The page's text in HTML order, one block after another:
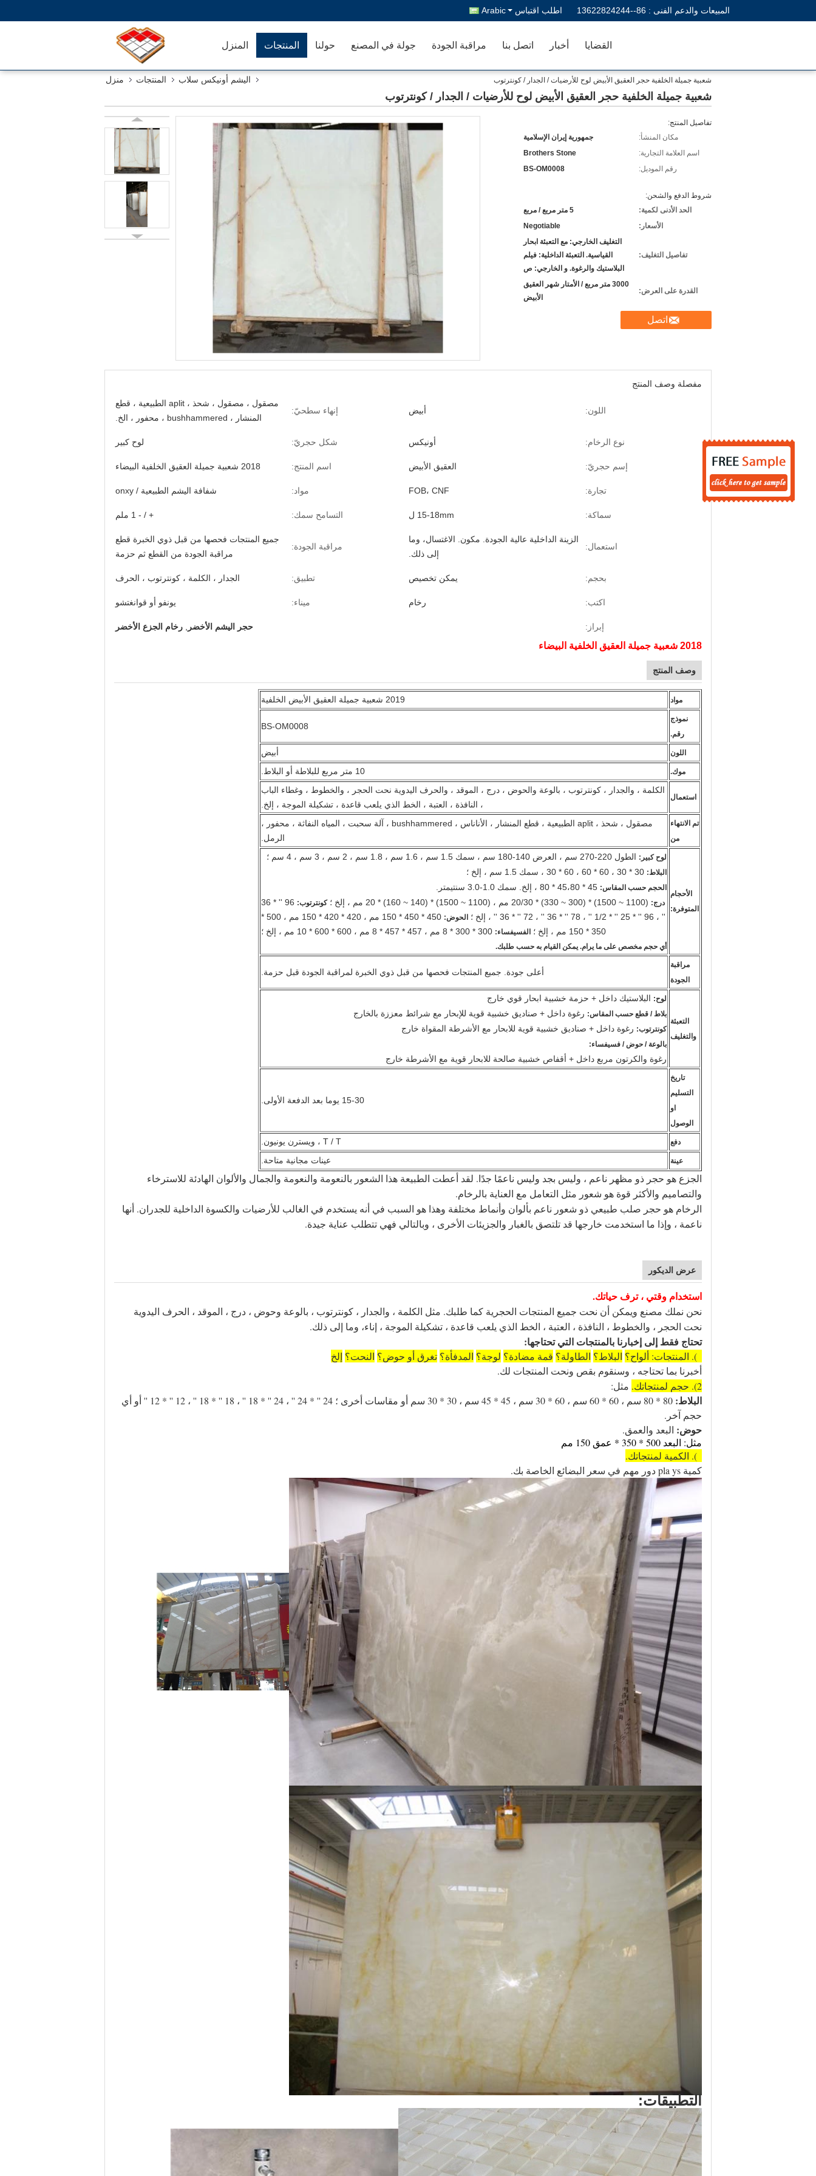
المبيعات والدعم الفنى : 86--13622824244 اطلب اقتباس Arabic
المنزل المنتجات حولنا جولة في المصنع مراقبة الجودة اتصل بنا أخبار القضايا
منزل المنتجات اليشم أونيكس سلاب شعبية جميلة الخلفية حجر العقيق الأبيض لوح للأرضيات / الجدار / كونترتوب
شعبية جميلة الخلفية حجر العقيق الأبيض لوح للأرضيات / الجدار / كونترتوب
تفاصيل المنتج:
مكان المنشأ:
جمهورية إيران الإسلامية
اسم العلامة التجارية:
Brothers Stone
رقم الموديل:
BS-OM0008
شروط الدفع والشحن:
الحد الأدنى لكمية:
5 متر مربع / مربع
الأسعار:
Negotiable
تفاصيل التغليف:
التغليف الخارجي: مع التعبئة ابحار
القياسية. التعبئة الداخلية: فيلم
البلاستيك والرغوة. و الخارجي: ص
القدرة على العرض:
3000 متر مربع / الأمتار شهر العقيق
الأبيض
اتصل
مفصلة وصف المنتج
اللون: أبيض إنهاء سطحيّ:
مصقول ، مصقول ، شحذ ، aplit الطبيعية ، قطع
المنشار ، bushhammered ، محفور ، الخ.
نوع الرخام: أونيكس شكل حجريّ: لوح كبير
إسم حجريّ: العقيق الأبيض اسم المنتج: 2018 شعبية جميلة العقيق الخلفية البيضاء
تجارة: FOB، CNF مواد: شفافة اليشم الطبيعية / onxy
سماكة: 15-18mm ل التسامح سمك: + / - 1 ملم
استعمال:
الزينة الداخلية عالية الجودة. مكون. الاغتسال، وما
إلى ذلك.
مراقبة الجودة:
جميع المنتجات فحصها من قبل ذوي الخبرة قطع
مراقبة الجودة من القطع ثم حزمة
بحجم: يمكن تخصيص تطبيق: الجدار ، الكلمة ، كونترتوب ، الحرف
اكتب: رخام ميناء: يونفو أو قوانغتشو
إبراز: حجر اليشم الأخضر رخام الجزع الأخضر
2018 شعبية جميلة العقيق الخلفية البيضاء
وصف المنتج
مواد 2019 شعبية جميلة العقيق الأبيض الخلفية
نموذج
رقم.
BS-OM0008
اللون أبيض
موك. 10 متر مربع للبلاطة أو البلاط.
استعمال
الكلمة ، والجدار ، كونترتوب ، بالوعة والحوض ، درج ، الموقد ، والحرف اليدوية نحت الحجر ، والخطوط ، وغطاء الباب
، النافذة ، العتبة ، الخط الذي يلعب قاعدة ، تشكيلة الموجة ، إلخ.
تم الانتهاء
من
مصقول ، شحذ ، aplit الطبيعية ، قطع المنشار ، الأناناس ، bushhammered ، آلة سحبت ، المياه النفاثة ، محفور ،
الرمل.
الأحجام
المتوفرة:
لوح كبير: الطول 220-270 سم ، العرض 140-180 سم ، سمك 1.5 سم ، 1.6 سم ، 1.8 سم ، 2 سم ، 3 سم ، 4 سم ؛
البلاط:
الحجم حسب المقاس: 45 * 45،80 * 80 ، إلخ. سمك 1.0-3.0 سنتيمتر.
درج: (1100 ~ 1500) * (300 ~ 330) * 20/30 مم ، (1100 ~ 1500) * (140 ~ 160) * 20 مم ، إلخ ؛ كونترتوب:
96 '' * 36
'' ، 96 '' * 25 '' * 1/2 '' ، 78 '' * 36 '' ، 72 '' * 36 '' ، إلخ ؛
الحوض:
450 * 450 * 150 مم ، 420 * 420 * 150 مم ، 500 *
350 * 150 مم ، إلخ ؛
الفسيفساء:
أي حجم مخصص على ما يرام. يمكن القيام به حسب طلبك.
مراقبة
الجودة
أعلى جودة. جميع المنتجات فحصها من قبل ذوي الخبرة لمراقبة الجودة قبل حزمة.
التعبئة
والتغليف
لوح: البلاستيك داخل + حزمة خشبية ابحار قوي خارج
بلاط / قطع حسب المقاس: رغوة داخل + صناديق خشبية قوية للإبحار مع شرائط معززة بالخارج
كونترتوب: رغوة داخل + صناديق خشبية قوية للابحار مع الأشرطة المقواة خارج
بالوعة / حوض / فسيفساء:
رغوة والكرتون مربع داخل + أقفاص خشبية صالحة للابحار قوية مع الأشرطة خارج
تاريخ
التسليم
او
الوصول
15-30 يوما بعد الدفعة الأولى.
دفع T / T ، ويسترن يونيون.
عينة عينات مجانية متاحة.
الجزع هو حجر ذو مظهر ناعم ، وليس بجد وليس ناعمًا جدًا. لقد أعطت الطبيعة هذا الشعور بالنعومة والنعومة والجمال والألوان الهادئة للاسترخاء
والتصاميم والأكثر قوة هو شعور مثل التعامل مع العناية بالرخام.
الرخام هو حجر صلب طبيعي ذو شعور ناعم بألوان وأنماط مختلفة وهذا هو السبب في أنه يستخدم في الغالب للأرضيات والكسوة الداخلية للجدران. أنها
ناعمة ، وإذا ما استخدمت خارجها قد تلتصق بالغبار والجزيئات الأخرى ، وبالتالي فهي تتطلب عناية جيدة.
عرض الديكور
استخدام وقتي ، ترف حياتك.
نحن نملك مصنع ويمكن أن نحت جميع المنتجات الحجرية كما طلبك. مثل الكلمة ، والجدار ، كونترتوب ، بالوعة وحوض ، درج ، الموقد ، الحرف اليدوية
نحت الحجر ، والخطوط ، النافذة ، العتبة ، الخط الذي يلعب قاعدة ، تشكيلة الموجة ، إناء، وما إلى ذلك.
تحتاج فقط إلى إخبارنا بالمنتجات التي تحتاجها:
البلاط؟ الطاولة؟ قمة مضادة؟ لوجة؟ المدفأة؟ تغرق أو حوض؟ النحت؟ إلخ
أخبرنا بما تحتاجه ، وسنقوم بقص ونحت المنتجات لك.
2). حجم لمنتجاتك.
مثل:
البلاط:
80 * 80 سم ، 60 * 60 سم ، 60 * 30 سم ، 45 * 45 سم ، 30 * 30 سم أو مقاسات أخرى ؛ 24 '' * 24 '' ، 24 '' * 18 '' ، 18 '' * 18 '' ، 12 '' * 12 '' أو أي
حجم آخر.
حوض: البعد والعمق.
مثل: البعد 500 * 350 * عمق 150 مم
كمية pla ys دور مهم في سعر البضائع الخاصة بك.
التطبيقات: